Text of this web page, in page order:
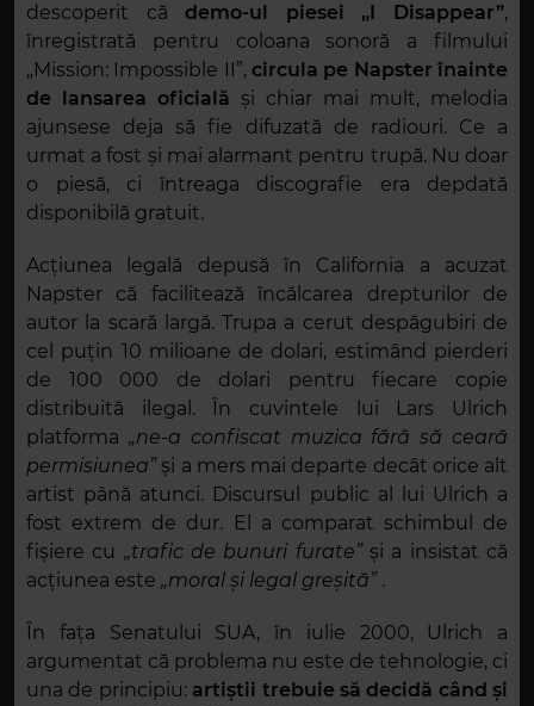
descoperit că demo-ul piesei „I Disappear”,
înregistrată pentru coloana sonoră a filmului
„Mission: Impossible II”, circula pe Napster înainte
de lansarea oficială și chiar mai mult, melodia
ajunsese deja să fie difuzată de radiouri. Ce a
urmat a fost și mai alarmant pentru trupă. Nu doar
o piesă, ci întreaga discografie era depdată
disponibilă gratuit.
Acțiunea legală depusă în California a acuzat
Napster că facilitează încălcarea drepturilor de
autor la scară largă. Trupa a cerut despăgubiri de
cel puțin 10 milioane de dolari, estimând pierderi
de 100 000 de dolari pentru fiecare copie
distribuită ilegal. În cuvintele lui Lars Ulrich
platforma „ne-a confiscat muzica fără să ceară
permisiunea”și a mers mai departe decât orice alt
artist până atunci. Discursul public al lui Ulrich a
fost extrem de dur. El a comparat schimbul de
fișiere cu „trafic de bunuri furate”și a insistat că
acțiunea este „moral și legal greșită”.
În fața Senatului SUA, în iulie 2000, Ulrich a
argumentat că problema nu este de tehnologie, ci
una de principiu: artiștii trebuie să decidă când și